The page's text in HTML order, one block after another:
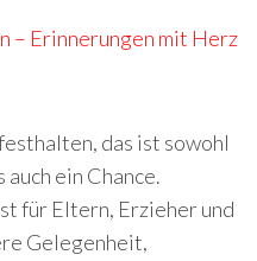
– Erinnerungen mit Herz
das ist sowohl
ein Chance.
für Eltern, Erzieher und
Gelegenheit,